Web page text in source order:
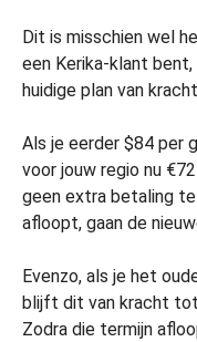
Dit is misschien wel
een Kerika-klant
huidige plan van
Als je eerder $84 per
voor jouw regio nu
geen extra betaling te
afloopt, gaan de
Evenzo, als je het
blijft dit van kracht
Zodra die termijn